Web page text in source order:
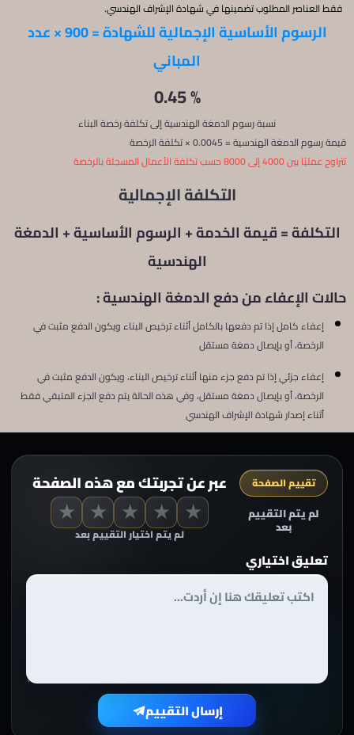
فقط العناصر المطلوب تضمينها في شهادة الإشراف الهندسي.
الرسوم الأساسية الإجمالية للشهادة = 900 × عدد
المباني
% 0.45
نسبة رسوم الدمغة الهندسية إلى تكلفة رخصة البناء
قيمة رسوم الدمغة الهندسية = 0.0045 × تكلفة الرخصة
تتراوح عمليًا بين 4000 إلى 8000 حسب تكلفة الأعمال المسجلة بالرخصة
التكلفة الإجمالية
التكلفة = قيمة الخدمة + الرسوم الأساسية + الدمغة
الهندسية
حالات الإعفاء من دفع الدمغة الهندسية :
إعفاء كامل إذا تم دفعها بالكامل أثناء ترخيص البناء ويكون الدفع مثبت في
الرخصة، أو بإيصال دمغة مستقل
إعفاء جزئي إذا تم دفع جزء منها أثناء ترخيص البناء، ويكون الدفع مثبت في
الرخصة، أو بإيصال دمغة مستقل، وفي هذه الحالة يتم دفع الجزء المتبقي فقط
أثناء إصدار شهادة الإشراف الهندسي
عبر عن تجربتك مع هذه الصفحة تقييم الصفحة
★ ★ ★ ★ ★
لم يتم اختيار التقييم بعد
لم يتم التقييم
بعد
تعليق اختياري
إرسال التقييم